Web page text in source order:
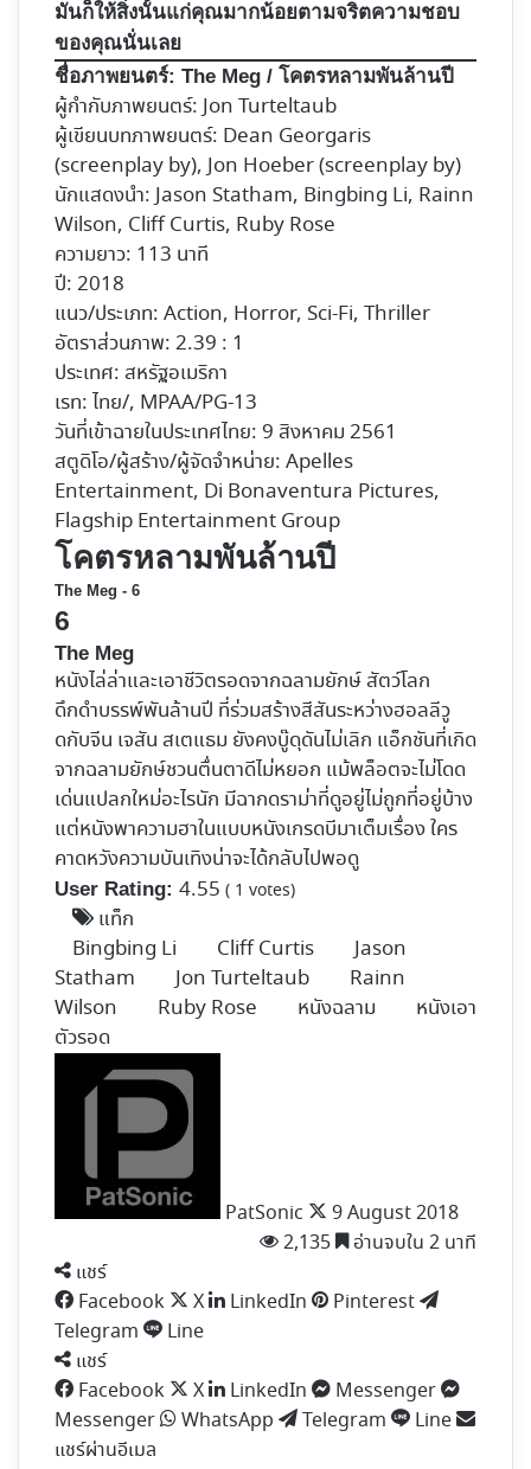
มันก็ให้สิ่งนั้นแก่คุณมากน้อยตามจริตความชอบ
ของคุณนั่นเลย
ชื่อภาพยนตร์: The Meg / โคตรหลามพันล้านปี
ผู้กำกับภาพยนตร์:Jon Turteltaub
ผู้เขียนบทภาพยนตร์: Dean Georgaris
(screenplay by), Jon Hoeber (screenplay by)
นักแสดงนำ: Jason Statham, Bingbing Li, Rainn
Wilson, Cliff Curtis, Ruby Rose
ความยาว: 113 นาที
ปี: 2018
แนว/ประเภท: Action, Horror, Sci-Fi, Thriller
อัตราส่วนภาพ: 2.39 : 1
ประเทศ: สหรัฐอเมริกา
เรท: ไทย/, MPAA/PG-13
วันที่เข้าฉายในประเทศไทย: 9 สิงหาคม 2561
สตูดิโอ/ผู้สร้าง/ผู้จัดจำหน่าย: Apelles
Entertainment, Di Bonaventura Pictures,
Flagship Entertainment Group
โคตรหลามพันล้านปี
The Meg - 6
6
The Meg
หนังไล่ล่าและเอาชีวิตรอดจากฉลามยักษ์ สัตว์โลก
ดึกดำบรรพ์พันล้านปี ที่ร่วมสร้างสีสันระหว่างฮอลลีวู
ดกับจีน เจสัน สเตแธม ยังคงบู๊ดุดันไม่เลิก แอ็กชันที่เกิด
จากฉลามยักษ์ชวนตื่นตาดีไม่หยอก แม้พล็อตจะไม่โดด
เด่นแปลกใหม่อะไรนัก มีฉากดราม่าที่ดูอยู่ไม่ถูกที่อยู่บ้าง
แต่หนังพาความฮาในแบบหนังเกรดบีมาเต็มเรื่อง ใคร
คาดหวังความบันเทิงน่าจะได้กลับไปพอดู
User Rating: 4.55 ( 1 votes)
แท็ก
Bingbing Li
Cliff Curtis
Jason
Statham
Jon Turteltaub
Rainn
Wilson
Ruby Rose หนังฉลาม
หนังเอา
ตัวรอด
PatSonic
9 August 2018
2,135
อ่านจบใน 2 นาที
แชร์
Facebook
X LinkedIn
Pinterest
Telegram
Line
แชร์
Facebook
X LinkedIn
Messenger
Messenger
WhatsApp Telegram
Line
แชร์ผ่านอีเมล